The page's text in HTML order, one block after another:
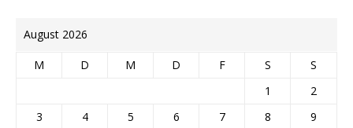
August 2026
M D M D F S
S
1
2
3
4 5 6 7 8
9